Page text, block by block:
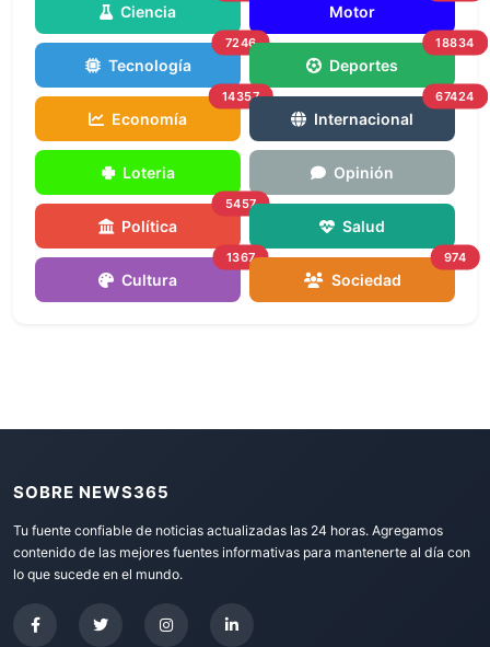
Ciencia Motor
Tecnología
7246
Deportes
18834
Economía
14357
Internacional
67424
Loteria Opinión
Política
5457
Salud
Cultura
1367
Sociedad
974
SOBRE NEWS365
Tu fuente confiable de noticias actualizadas las 24 horas. Agregamos
contenido de las mejores fuentes informativas para mantenerte al día con
lo que sucede en el mundo.